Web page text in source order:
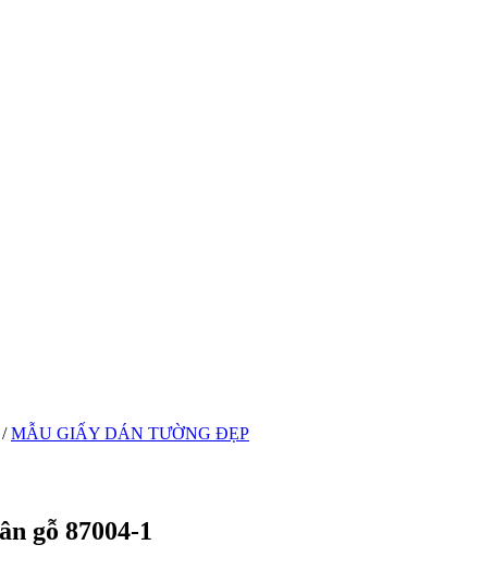
/ MẪU GIẤY DÁN TƯỜNG ĐẸP
gỗ 87004-1